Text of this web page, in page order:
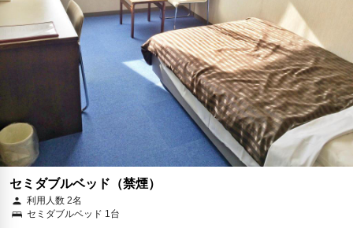
セミダブルベッド（禁煙）
利用人数 2名
セミダブルベッド 1台